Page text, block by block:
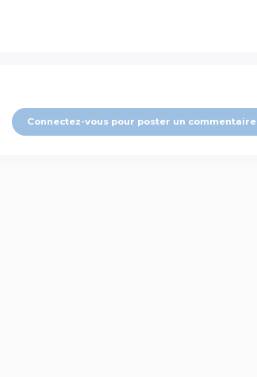
Connectez-vous pour poster un commentaire